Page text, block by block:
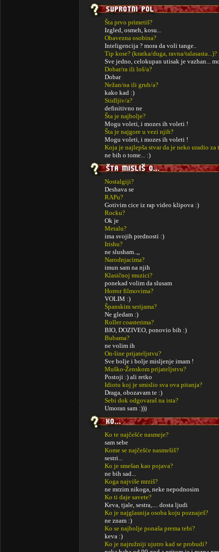
Šta prvo primetiš?
Izgled, osmeh, kosu...
Obavezna osobina?
Inteligencija ? mora da voli tange..
Tip kose? (kratka/duga, ravna/talasasta...)?
Sve jedno, celokupan utisak je vazhan...
Dobar/ra ili loš/a?
Dobar
Nežan/na ili grub/a?
kako kad :)
Stidljiv/a?
definitivno ne
Šta je najbolje?
Mogu voleti, i mozes ih voleti !
Šta je najgore u vezi njih?
Mogu voleti, i mozes ih voleti !
Koja je najlepša stvar da je neko uradio za
ne bih o tome... :)
Nostalgiji?
Deshava se
RAPu?
Gotivim cice iz rap video klipova :)
Rocku?
Ok je
Metalu?
ima svojih prednosti :)
Irishu?
ne slusham..,,
Narodnjacima?
imun sam na njih
Klasičnoj muzici?
ponekad volim da slusam
Horror filmovima?
VOLIM :)
Španskim serijama?
Ne gledam :)
Roller coasterima?
BIO, DOZIVEO, ponovio bih :)
Bubama?
ne volim ih
On-line prijateljstvu?
Sve bolje i bolje misljenje imam !
Muško-Ženskom prijateljstvu?
Postoji :) ali retko
Idiotu koj je smislio sva ova pitanja?
Draga, obozavam te :)
Sebi dok odgovaraš na ista?
Umoran sam :)))
Ko te najčešće nasmeje?
sam sebe
Kome se najčešće nasmešiš?
sestri...
Ko je smešan kao pojava?
ne bih sad...
Koga najviše mrziš?
ne mrzim nikoga, neke nepodnosim
Ko ti daje savete?
Keva, tjale, sestra,.... dosta ljudi
Ko je najglasnija osoba koju poznaješ?
ne znam :)
Ko se najbolje ponaša prema tebi?
keva :)
Ko je najružniji ujutro kad se probudi?